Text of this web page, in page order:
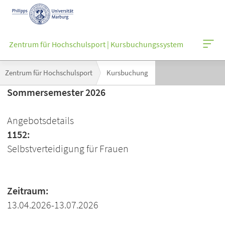
Navigation
Zentrum für Hochschulsport | Kursbuchungssystem
Navigation
Zentrum für Hochschulsport Kursbuchung
Sommersemester 2026
Angebotsdetails
1152:
Selbstverteidigung für Frauen
Zeitraum:
13.04.2026-13.07.2026